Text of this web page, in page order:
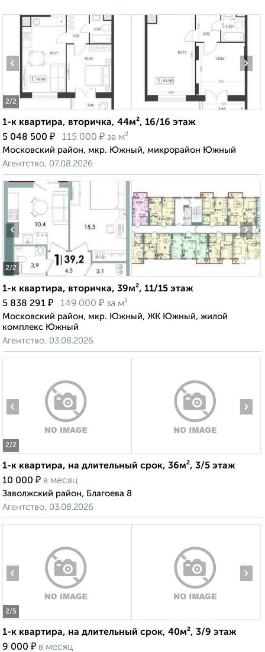
2/2
‹ ›
1-к квартира, вторичка, 44м², 16/16 этаж
5 048 500 ₽ 115 000 ₽ за м²
Московский район, мкр. Южный, микрорайон Южный
Агентство, 07.08.2026
2/2
‹ ›
1-к квартира, вторичка, 39м², 11/15 этаж
5 838 291 ₽ 149 000 ₽ за м²
Московский район, мкр. Южный, ЖК Южный, жилой
комплекс Южный
Агентство, 03.08.2026
2/2
‹ ›
1-к квартира, на длительный срок, 36м², 3/5 этаж
10 000 ₽ в месяц
Заволжский район, Благоева 8
Агентство, 03.08.2026
2/5
‹ ›
1-к квартира, на длительный срок, 40м², 3/9 этаж
9 000 ₽ в месяц